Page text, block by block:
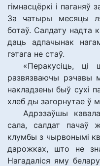
гімнасцёркі і паганяў
За чатыры месяцы
ботаў. Салдату надта
даць адпачынак
гэтага не стаў.
«Перакусіць,
развязваючы рэчавы
накладзены быў сухі
хлеб ды загорнутае ў
Адрэзаўшы
сала, салдат пачаў
клумбы з чырвонымі
дарожках, што не
Нагадаліся яму